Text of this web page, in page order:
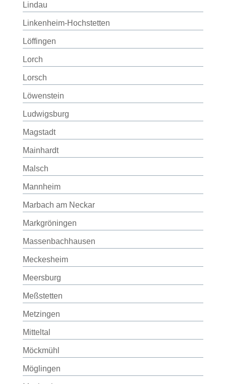
Lindau
Linkenheim-Hochstetten
Löffingen
Lorch
Lorsch
Löwenstein
Ludwigsburg
Magstadt
Mainhardt
Malsch
Mannheim
Marbach am Neckar
Markgröningen
Massenbachhausen
Meckesheim
Meersburg
Meßstetten
Metzingen
Mitteltal
Möckmühl
Möglingen